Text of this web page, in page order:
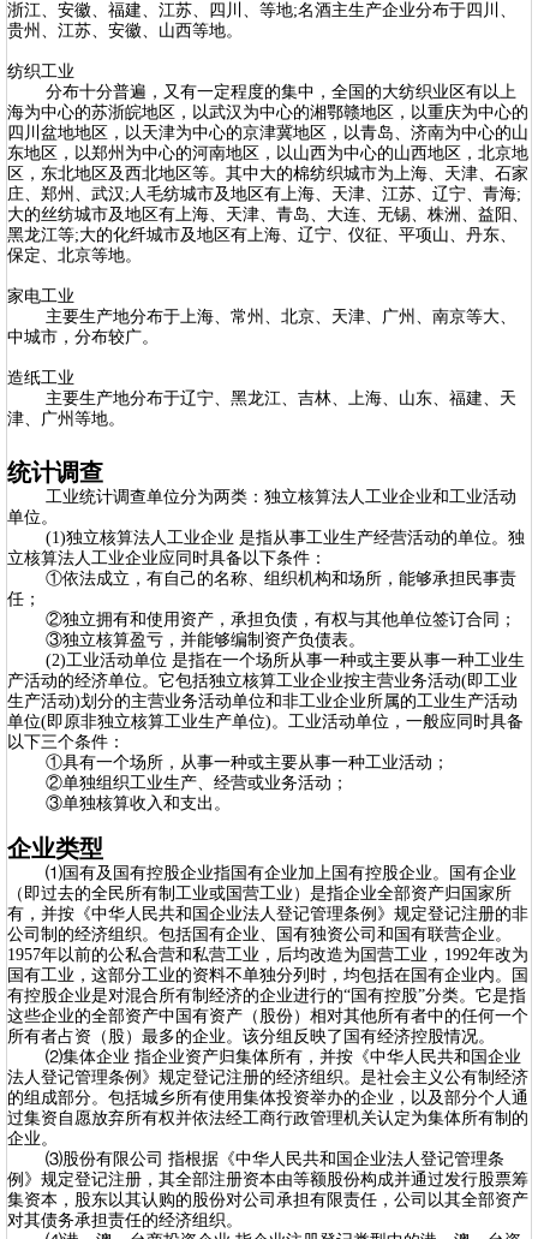
浙江、安徽、福建、江苏、四川、等地;名酒主生产企业分布于四川、
贵州、江苏、安徽、山西等地。
纺织工业
分布十分普遍，又有一定程度的集中，全国的大纺织业区有以上
海为中心的苏浙皖地区，以武汉为中心的湘鄂赣地区，以重庆为中心的
四川盆地地区，以天津为中心的京津冀地区，以青岛、济南为中心的山
东地区，以郑州为中心的河南地区，以山西为中心的山西地区，北京地
区，东北地区及西北地区等。其中大的棉纺织城市为上海、天津、石家
庄、郑州、武汉;人毛纺城市及地区有上海、天津、江苏、辽宁、青海;
大的丝纺城市及地区有上海、天津、青岛、大连、无锡、株洲、益阳、
黑龙江等;大的化纤城市及地区有上海、辽宁、仪征、平项山、丹东、
保定、北京等地。
家电工业
主要生产地分布于上海、常州、北京、天津、广州、南京等大、
中城市，分布较广。
造纸工业
主要生产地分布于辽宁、黑龙江、吉林、上海、山东、福建、天
津、广州等地。
统计调查
工业统计调查单位分为两类：独立核算法人工业企业和工业活动
单位。
(1)独立核算法人工业企业 是指从事工业生产经营活动的单位。独
立核算法人工业企业应同时具备以下条件：
①依法成立，有自己的名称、组织机构和场所，能够承担民事责
任；
②独立拥有和使用资产，承担负债，有权与其他单位签订合同；
③独立核算盈亏，并能够编制资产负债表。
(2)工业活动单位 是指在一个场所从事一种或主要从事一种工业生
产活动的经济单位。它包括独立核算工业企业按主营业务活动(即工业
生产活动)划分的主营业务活动单位和非工业企业所属的工业生产活动
单位(即原非独立核算工业生产单位)。工业活动单位，一般应同时具备
以下三个条件：
①具有一个场所，从事一种或主要从事一种工业活动；
②单独组织工业生产、经营或业务活动；
③单独核算收入和支出。
企业类型
⑴国有及国有控股企业指国有企业加上国有控股企业。国有企业
（即过去的全民所有制工业或国营工业）是指企业全部资产归国家所
有，并按《中华人民共和国企业法人登记管理条例》规定登记注册的非
公司制的经济组织。包括国有企业、国有独资公司和国有联营企业。
1957年以前的公私合营和私营工业，后均改造为国营工业，1992年改为
国有工业，这部分工业的资料不单独分列时，均包括在国有企业内。国
有控股企业是对混合所有制经济的企业进行的“国有控股”分类。它是指
这些企业的全部资产中国有资产（股份）相对其他所有者中的任何一个
所有者占资（股）最多的企业。该分组反映了国有经济控股情况。
⑵集体企业 指企业资产归集体所有，并按《中华人民共和国企业
法人登记管理条例》规定登记注册的经济组织。是社会主义公有制经济
的组成部分。包括城乡所有使用集体投资举办的企业，以及部分个人通
过集资自愿放弃所有权并依法经工商行政管理机关认定为集体所有制的
企业。
⑶股份有限公司 指根据《中华人民共和国企业法人登记管理条
例》规定登记注册，其全部注册资本由等额股份构成并通过发行股票筹
集资本，股东以其认购的股份对公司承担有限责任，公司以其全部资产
对其债务承担责任的经济组织。